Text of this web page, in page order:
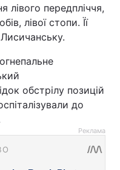
лівого передпліччя,
лівої стопи. Її
Лисичанську.
обстрілу позицій
до
Реклама